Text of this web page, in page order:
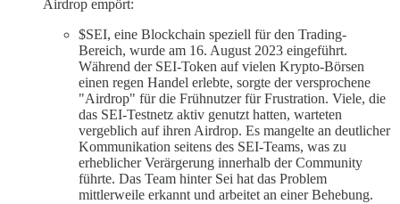
Airdrop empört:
$SEI, eine Blockchain speziell für den Trading-
Bereich, wurde am 16. August 2023 eingeführt.
Während der SEI-Token auf vielen Krypto-Börsen
einen regen Handel erlebte, sorgte der versprochene
"Airdrop" für die Frühnutzer für Frustration. Viele, die
das SEI-Testnetz aktiv genutzt hatten, warteten
vergeblich auf ihren Airdrop. Es mangelte an deutlicher
Kommunikation seitens des SEI-Teams, was zu
erheblicher Verärgerung innerhalb der Community
führte. Das Team hinter Sei hat das Problem
mittlerweile erkannt und arbeitet an einer Behebung.